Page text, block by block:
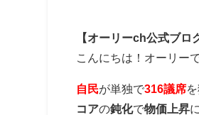
【オーリーch公式ブロ
こんにちは！オーリーで
自民が単独で316議席
コアの鈍化で物価上昇